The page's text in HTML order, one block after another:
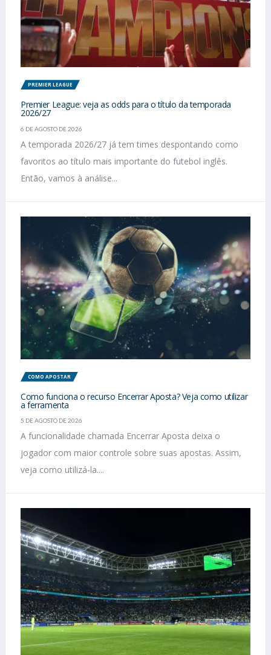
PREMIER LEAGUE
Premier League: veja as odds para o título da temporada
2026/27
6 DE AGOSTO DE 2026
A temporada 2026/27 já tem times despontando como
favoritos ao título mais importante do futebol inglês.
Então, vamos à análise...
COMO APOSTAR
Como funciona o recurso Encerrar Aposta? Veja como utilizar
a ferramenta
5 DE AGOSTO DE 2026
A funcionalidade chamada Encerrar Aposta deixa o
jogador com maior controle sobre suas apostas. Assim,
veja como utilizá-la....